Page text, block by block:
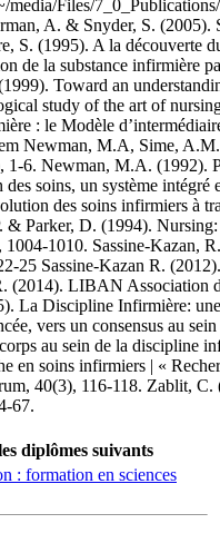
diplômes suivants
: formation en sciences